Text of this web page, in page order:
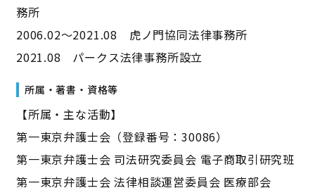
務所
2006.02〜2021.08 虎ノ門協同法律事務所
2021.08 パークス法律事務所設立
所属・著書・資格等
【所属・主な活動】
第一東京弁護士会（登録番号：30086）
第一東京弁護士会 司法研究委員会 電子商取引研究班
第一東京弁護士会 法律相談運営委員会 医療部会